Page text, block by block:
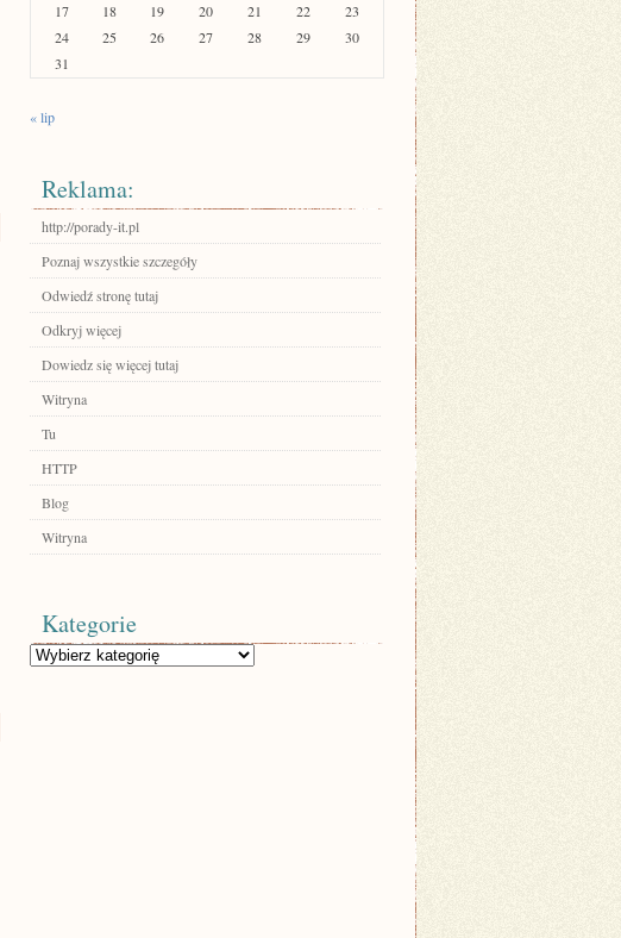
17
18 19 20 21 22
23
24
25 26 27 28 29
30
31
« lip
Reklama:
http://porady-it.pl
Poznaj wszystkie szczegóły
Odwiedź stronę tutaj
Odkryj więcej
Dowiedz się więcej tutaj
Witryna
Tu
HTTP
Blog
Witryna
Kategorie
Kategorie